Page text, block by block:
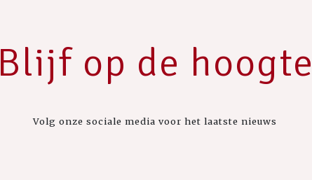
Blijf op de
Volg onze sociale media voor het laatste nieuws